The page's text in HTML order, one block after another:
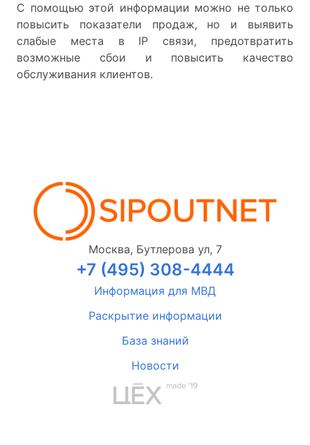
С помощью этой информации можно не только
повысить показатели продаж, но и выявить
слабые места в IP связи, предотвратить
возможные сбои и повысить качество
обслуживания клиентов.
Москва, Бутлерова ул, 7
+7 (495) 308-4444
Информация для МВД
Раскрытие информации
База знаний
Новости